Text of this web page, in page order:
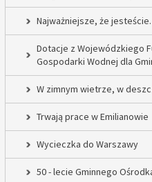
Najważniejsze, że
Dotacje z Wojewódzkiego
Gospodarki Wodnej dla
W zimnym wietrze, w
Trwają prace w Emilianowie
Wycieczka do Warszawy
50 - lecie Gminnego